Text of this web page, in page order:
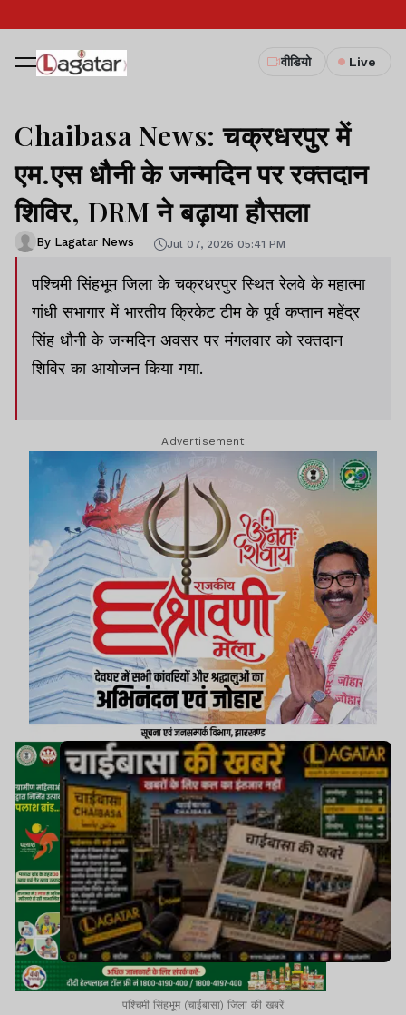
वीडियो Live
Chaibasa News: चक्रधरपुर में
एम.एस धौनी के जन्मदिन पर रक्तदान
शिविर, DRM ने बढ़ाया हौसला
By Lagatar News Jul 07, 2026 05:41 PM
पश्चिमी सिंहभूम जिला के चक्रधरपुर स्थित रेलवे के महात्मा
गांधी सभागार में भारतीय क्रिकेट टीम के पूर्व कप्तान महेंद्र
सिंह धौनी के जन्मदिन अवसर पर मंगलवार को रक्तदान
शिविर का आयोजन किया गया.
Advertisement
पश्चिमी सिंहभूम (चाईबासा) जिला की खबरें